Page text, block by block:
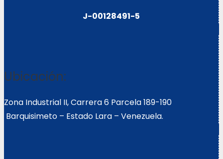
J-00128491-5
Ubicación:
Zona Industrial II, Carrera 6 Parcela 189-190
Barquisimeto – Estado Lara – Venezuela.